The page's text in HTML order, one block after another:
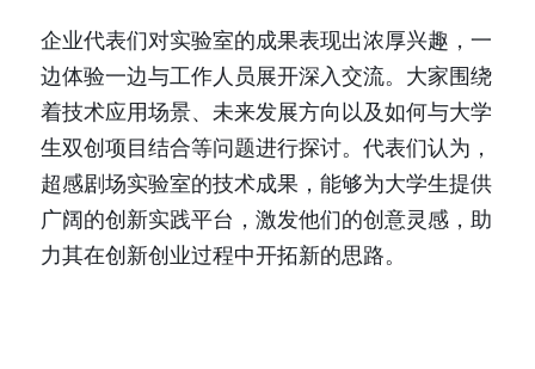
企业代表们对实验室的成果表现出浓厚兴趣，一
边体验一边与工作人员展开深入交流。大家围绕
着技术应用场景、未来发展方向以及如何与大学
生双创项目结合等问题进行探讨。代表们认为，
超感剧场实验室的技术成果，能够为大学生提供
广阔的创新实践平台，激发他们的创意灵感，助
力其在创新创业过程中开拓新的思路。